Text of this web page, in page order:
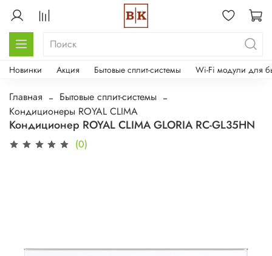
Новинки Акция Бытовые сплит-системы Wi-Fi модули для
Главная
Бытовые сплит-системы
Кондиционеры ROYAL CLIMA
Кондиционер ROYAL CLIMA GLORIA RC-GL35HN
(0)